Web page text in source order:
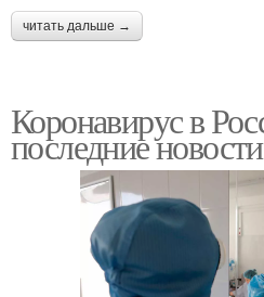
читать дальше →
Коронавирус в
последние